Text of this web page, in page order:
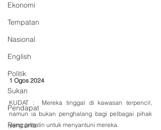
Ekonomi
Tempatan
Nasional
English
Politik
Sukan
Pendapat
Rencana
1 Ogos 2024
KUDAT :  Mereka tinggal di kawasan terpencil,
namun ia bukan penghalang bagi pelbagai pihak
yang prihatin untuk menyantuni mereka.